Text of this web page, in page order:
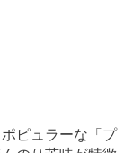
ピュラーな「プ